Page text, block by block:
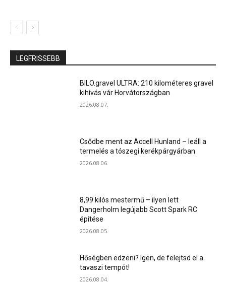
LEGFRISSEBB
BILO.gravel ULTRA: 210 kilométeres gravel
kihívás vár Horvátországban
2026.08.07.
Csődbe ment az Accell Hunland – leáll a
termelés a tószegi kerékpárgyárban
2026.08.06.
8,99 kilós mestermű – ilyen lett
Dangerholm legújabb Scott Spark RC
építése
2026.08.05.
Hőségben edzeni? Igen, de felejtsd el a
tavaszi tempót!
2026.08.04.